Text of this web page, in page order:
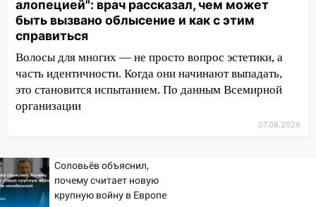
13:01 В Димитровграде мужчина
выбросил из машины страйкбольную
гранату: его задержали
12:34 На Ульяновскую область
надвигается сильнейшая непогода: град
и шквал до 27 м/с
12:31
Ульяновец хотел купить иномарку
12:20
В Чердаклинском районе
столкнулись «Лада» и Chevrolet:
пострадал 14-летний подросток
алопецией": врач рассказал, чем может
быть вызвано облысение и как с этим
справиться
Волосы для многих — не просто вопрос эстетики, а
часть идентичности. Когда они начинают выпадать,
это становится испытанием. По данным Всемирной
организации
07.08.2026
Соловьёв объяснил,
почему считает новую
крупную войну в Европе